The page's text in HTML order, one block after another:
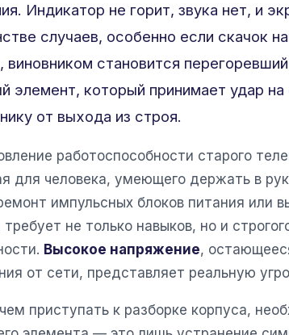
Индикатор не горит, звука нет, и
случаев, особенно если скачок
виновником становится перегоревший
элемент, который принимает удар
от выхода из строя.
работоспособности старого
для человека, умеющего держать в
импульсных блоков питания или
не только навыков, но и
Высокое напряжение,
от сети, представляет реальную
приступать к разборке корпуса,